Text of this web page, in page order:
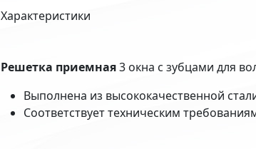
Характеристики
Решетка приемная3 окна с зубцами для
Выполнена из высококачественной
Соответствует техническим